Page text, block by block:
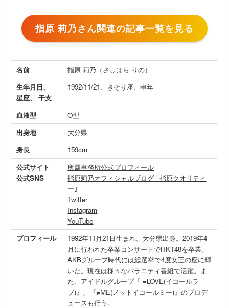
指原 莉乃さん関連の記事一覧を見る
名前
指原 莉乃（さしはら りの）
生年月日、
星座、 干支
1992/11/21、さそり座、申年
血液型
O型
出身地
大分県
身長
159cm
公式サイト
公式SNS
所属事務所公式プロフィール
指原莉乃オフィシャルブログ ｢指原クオリティ
ー｣
Twitter
Instagram
YouTube
プロフィール
1992年11月21日生まれ。大分県出身。2019年4
月に行われた卒業コンサートでHKT48を卒業。
AKBグループ時代には総選挙で4度女王の座に輝
いた。現在は様々なバラエティ番組で活躍。ま
た、アイドルグループ『 =LOVE(イコールラ
ブ)』、『≠ME(ノットイコールミー)』のプロデ
ュースも行う。